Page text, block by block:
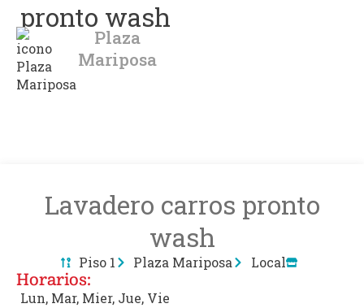
pronto wash
Plaza
Mariposa
Lavadero carros pronto
wash
Piso 1 Plaza Mariposa Local
Horarios:
Lun, Mar, Mier, Jue, Vie